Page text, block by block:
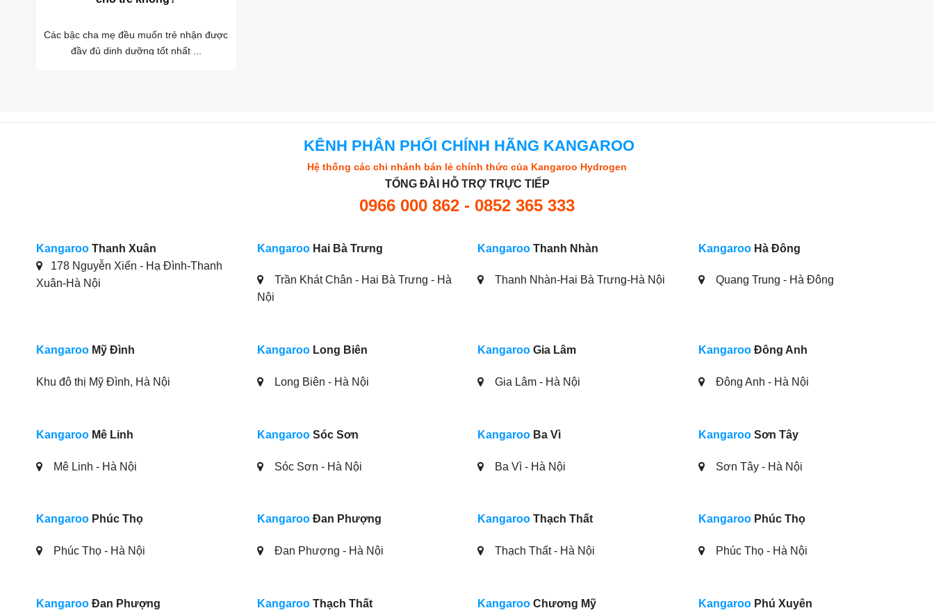
Các bậc cha mẹ đều muốn trẻ nhận được
đầy đủ dinh dưỡng tốt nhất ...
KÊNH PHÂN PHỐI CHÍNH HÃNG KANGAROO
Hệ thống các chi nhánh bán lẻ chính thức của Kangaroo Hydrogen
TỔNG ĐÀI HỖ TRỢ TRỰC TIẾP
0966 000 862 - 0852 365 333
Kangaroo Thanh Xuân
178 Nguyễn Xiển - Hạ Đình-Thanh
Xuân-Hà Nội
KangarooHai Bà Trưng
Trần Khát Chân - Hai Bà Trưng - Hà
Nội
Kangaroo Thanh Nhàn
Thanh Nhàn-Hai Bà Trưng-Hà Nội
KangarooHà Đông
Quang Trung - Hà Đông
Kangaroo Mỹ Đình
Khu đô thị Mỹ Đình, Hà Nội
KangarooLong Biên
Long Biên - Hà Nội
Kangaroo Gia Lâm
Gia Lâm - Hà Nội
KangarooĐông Anh
Đông Anh - Hà Nội
Kangaroo Mê Linh
Mê Linh - Hà Nội
KangarooSóc Sơn
Sóc Sơn - Hà Nội
Kangaroo Ba Vì
Ba Vì - Hà Nội
KangarooSơn Tây
Sơn Tây - Hà Nội
Kangaroo Phúc Thọ
Phúc Thọ - Hà Nội
KangarooĐan Phượng
Đan Phượng - Hà Nội
Kangaroo Thạch Thất
Thạch Thất - Hà Nội
KangarooPhúc Thọ
Phúc Thọ - Hà Nội
Kangaroo Đan Phượng KangarooThạch Thất Kangaroo Chương Mỹ KangarooPhú Xuyên